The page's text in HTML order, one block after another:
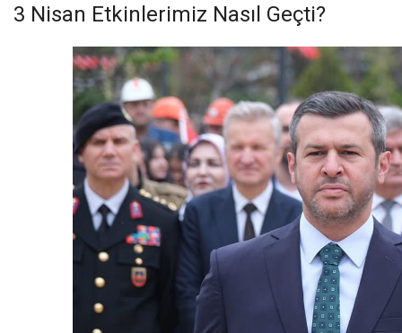
3 Nisan Etkinlerimiz Nasıl Geçti?